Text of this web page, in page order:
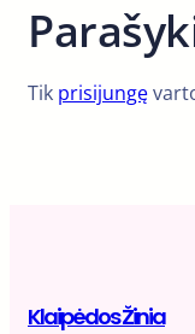
Tik prisijungę
Klaipėdos Žinia